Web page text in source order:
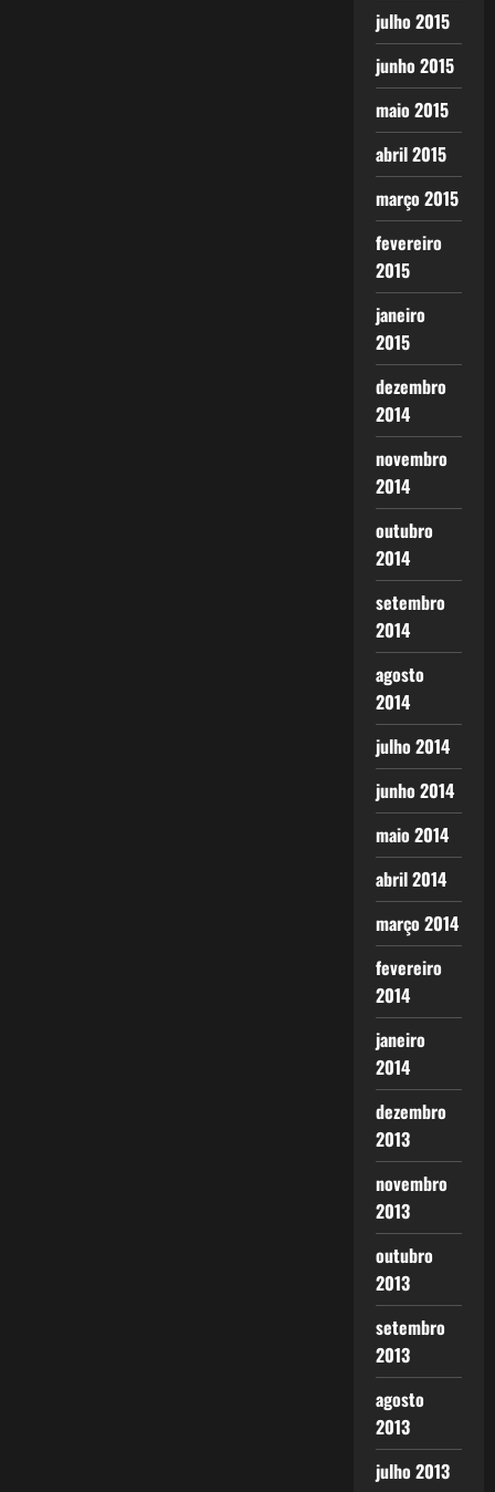
julho 2015
junho 2015
maio 2015
abril 2015
março 2015
fevereiro
2015
janeiro
2015
dezembro
2014
novembro
2014
outubro
2014
setembro
2014
agosto
2014
julho 2014
junho 2014
maio 2014
abril 2014
março 2014
fevereiro
2014
janeiro
2014
dezembro
2013
novembro
2013
outubro
2013
setembro
2013
agosto
2013
julho 2013